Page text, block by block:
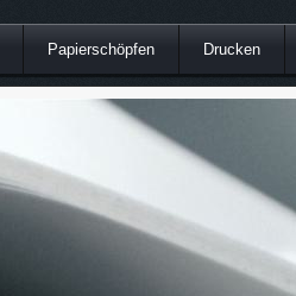
Papierschöpfen Drucken